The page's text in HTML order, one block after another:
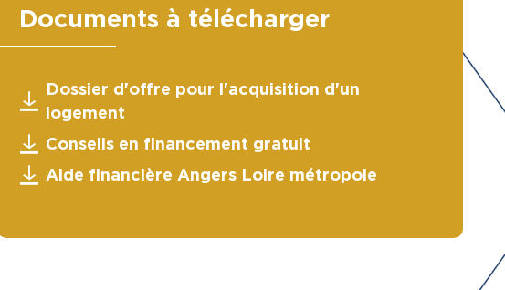
Documents à télécharger
Dossier d'offre pour l'acquisition d'un
logement
Conseils en financement gratuit
Aide financière Angers Loire métropole